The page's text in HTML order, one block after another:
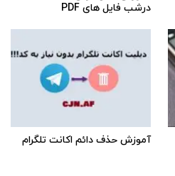
درشب فایل های PDF
آموزش حذف دائم اکانت تلگرام